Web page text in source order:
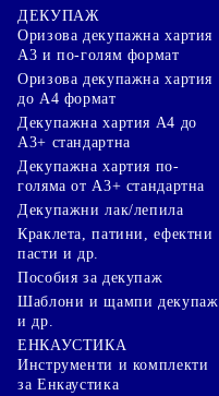
ДЕКУПАЖ
Оризова декупажна хартия
А3 и по-голям формат
Оризова декупажна хартия
до А4 формат
Декупажна хартия А4 до
А3+ стандартна
Декупажна хартия по-
голяма от А3+ стандартна
Декупажни лак/лепила
Краклета, патини, ефектни
пасти и др.
Пособия за декупаж
Шаблони и щампи декупаж
и др.
ЕНКАУСТИКА
Инструменти и комплекти
за Енкаустика